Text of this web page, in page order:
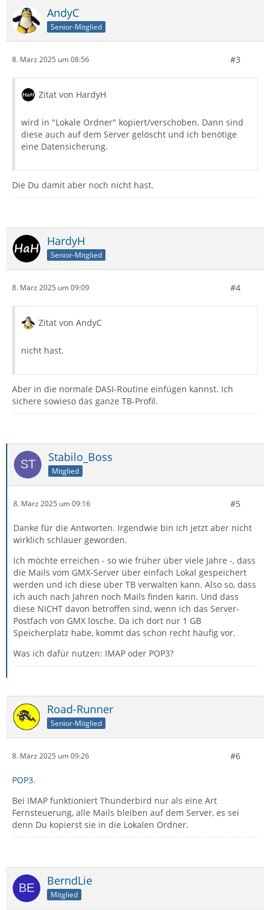
AndyC
Senior-Mitglied
8. März 2025 um 08:56 #3
Zitat von HardyH
wird in "Lokale Ordner" kopiert/verschoben. Dann sind
diese auch auf dem Server gelöscht und ich benötige
eine Datensicherung.
Die Du damit aber noch nicht hast.
HardyH
Senior-Mitglied
8. März 2025 um 09:09 #4
Zitat von AndyC
nicht hast.
Aber in die normale DASI-Routine einfügen kannst. Ich
sichere sowieso das ganze TB-Profil.
Stabilo_Boss
Mitglied
8. März 2025 um 09:16 #5
Danke für die Antworten. Irgendwie bin ich jetzt aber nicht
wirklich schlauer geworden.
Ich möchte erreichen - so wie früher über viele Jahre -, dass
die Mails vom GMX-Server über einfach Lokal gespeichert
werden und ich diese über TB verwalten kann. Also so, dass
ich auch nach Jahren noch Mails finden kann. Und dass
diese NICHT davon betroffen sind, wenn ich das Server-
Postfach von GMX lösche. Da ich dort nur 1 GB
Speicherplatz habe, kommt das schon recht häufig vor.
Was ich dafür nutzen: IMAP oder POP3?
Road-Runner
Senior-Mitglied
8. März 2025 um 09:26 #6
POP3.
Bei IMAP funktioniert Thunderbird nur als eine Art
Fernsteuerung, alle Mails bleiben auf dem Server, es sei
denn Du kopierst sie in die Lokalen Ordner.
BerndLie
Mitglied